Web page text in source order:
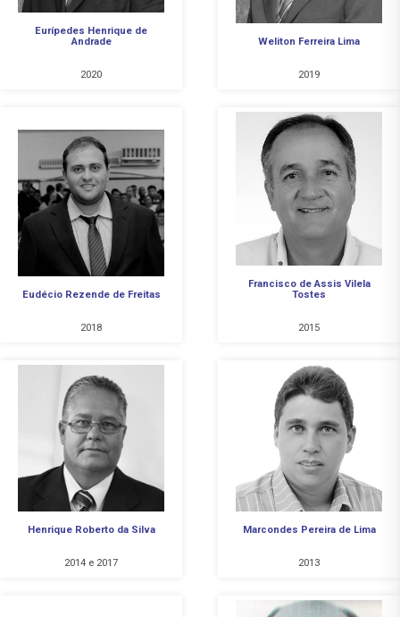
Eurípedes Henrique de
Andrade
2020
Weliton Ferreira Lima
2019
Eudécio Rezende de Freitas
2018
Francisco de Assis Vilela
Tostes
2015
Henrique Roberto da Silva
2014 e 2017
Marcondes Pereira de Lima
2013